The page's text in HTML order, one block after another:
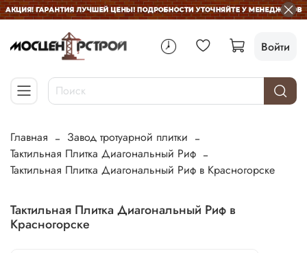
Войти
Главная
Завод тротуарной плитки
Тактильная Плитка Диагональный Риф
Тактильная Плитка Диагональный Риф в Красногорске
Тактильная Плитка Диагональный Риф в
Красногорске